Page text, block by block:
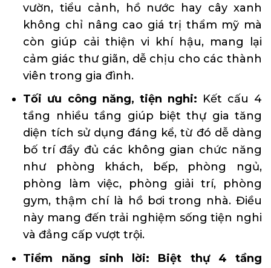
vườn, tiểu cảnh, hồ nước hay cây xanh
không chỉ nâng cao giá trị thẩm mỹ mà
còn giúp cải thiện vi khí hậu, mang lại
cảm giác thư giãn, dễ chịu cho các thành
viên trong gia đình.
Tối ưu công năng, tiện nghi: Kết cấu 4
tầng nhiều tầng giúp biệt thự gia tăng
diện tích sử dụng đáng kể, từ đó dễ dàng
bố trí đầy đủ các không gian chức năng
như phòng khách, bếp, phòng ngủ,
phòng làm việc,
phòng giải trí, phòng
gym, thậm chí là hồ bơi trong nhà. Điều
này mang đến trải nghiệm sống tiện nghi
và đẳng cấp vượt trội.
Tiềm năng sinh lời: Biệt thự 4 tầng